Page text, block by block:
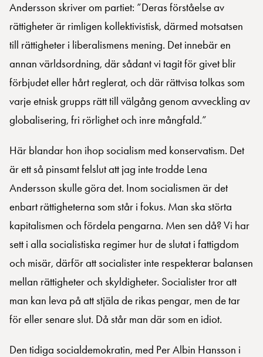
Andersson skriver om partiet: ”Deras förståelse av
rättigheter är rimligen kollektivistisk, därmed motsatsen
till rättigheter i liberalismens mening. Det innebär en
annan världsordning, där sådant vi tagit för givet blir
förbjudet eller hårt reglerat, och där rättvisa tolkas som
varje etnisk grupps rätt till välgång genom avveckling av
globalisering, fri rörlighet och inre mångfald.”
Här blandar hon ihop socialism med konservatism. Det
är ett så pinsamt felslut att jag inte trodde Lena
Andersson skulle göra det. Inom socialismen är det
enbart rättigheterna som står i fokus. Man ska störta
kapitalismen och fördela pengarna. Men sen då? Vi har
sett i alla socialistiska regimer hur de slutat i fattigdom
och misär, därför att socialister inte respekterar balansen
mellan rättigheter och skyldigheter. Socialister tror att
man kan leva på att stjäla de rikas pengar, men de tar
för eller senare slut. Då står man där som en idiot.
Den tidiga socialdemokratin, med Per Albin Hansson i